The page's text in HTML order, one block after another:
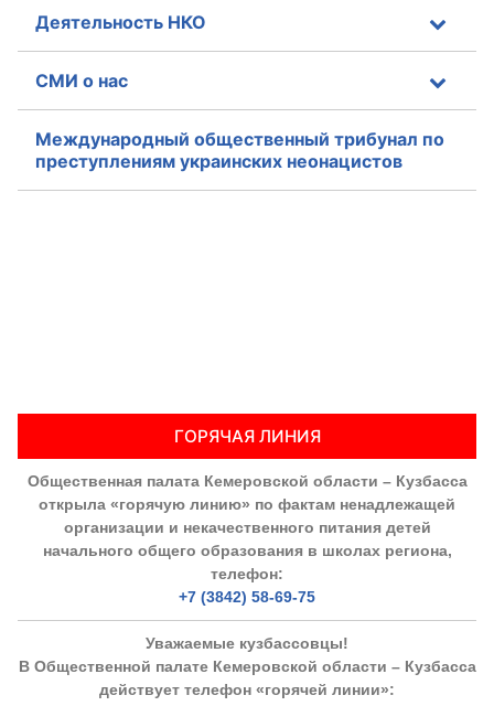
Деятельность НКО
СМИ о нас
Международный общественный трибунал по
преступлениям украинских неонацистов
ГОРЯЧАЯ ЛИНИЯ
Общественная палата Кемеровской области – Кузбасса
открыла «горячую линию» по фактам ненадлежащей
организации и некачественного питания детей
начального общего образования в школах региона,
телефон:
+7 (3842) 58-69-75
Уважаемые кузбассовцы!
В Общественной палате Кемеровской области – Кузбасса
действует телефон «горячей линии»: